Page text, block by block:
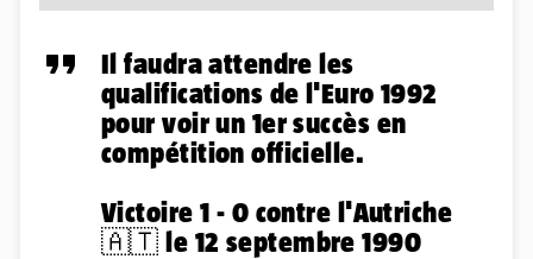
Il faudra attendre les
qualifications de l'Euro 1992
pour voir un 1er succès en
compétition officielle.
Victoire 1 - 0 contre l'Autriche
🇦🇹 le 12 septembre 1990